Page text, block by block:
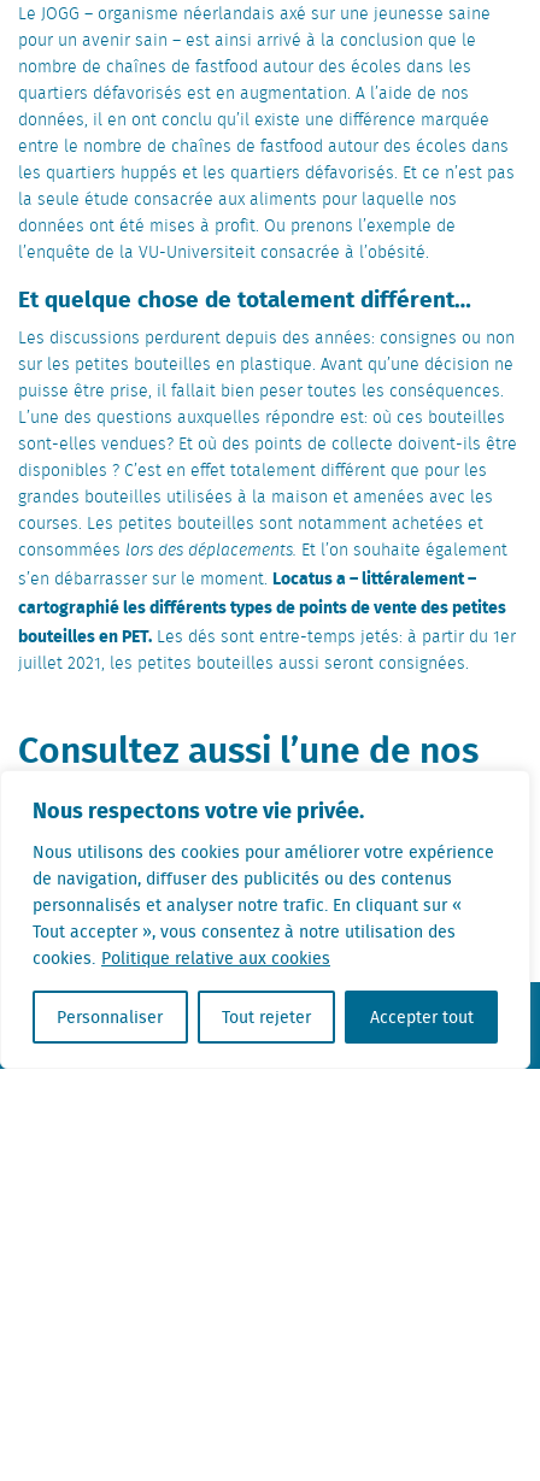
Nous respectons votre vie privée.
Nous utilisons des cookies pour améliorer votre expérience
de navigation, diffuser des publicités ou des contenus
personnalisés et analyser notre trafic. En cliquant sur «
Tout accepter », vous consentez à notre utilisation des
cookies. Politique relative aux cookies
Personnaliser Tout rejeter Accepter tout
Le JOGG – organisme néerlandais axé sur une jeunesse saine
pour un avenir sain – est ainsi arrivé à la conclusion que le
nombre de chaînes de fastfood autour des écoles dans les
quartiers défavorisés est en augmentation. A l’aide de nos
données, il en ont conclu qu’il existe une différence marquée
entre le nombre de chaînes de fastfood autour des écoles dans
les quartiers huppés et les quartiers défavorisés. Et ce n’est pas
la seule étude consacrée aux aliments pour laquelle nos
données ont été mises à profit. Ou prenons l’exemple de
l’enquête de la VU-Universiteit consacrée à l’obésité.
Et quelque chose de totalement différent…
Les discussions perdurent depuis des années: consignes ou non
sur les petites bouteilles en plastique. Avant qu’une décision ne
puisse être prise, il fallait bien peser toutes les conséquences.
L’une des questions auxquelles répondre est: où ces bouteilles
sont-elles vendues? Et où des points de collecte doivent-ils être
disponibles ? C’est en effet totalement différent que pour les
grandes bouteilles utilisées à la maison et amenées avec les
courses. Les petites bouteilles sont notamment achetées et
consommées lors des déplacements. Et l’on souhaite également
s’en débarrasser sur le moment. Locatus a – littéralement –
cartographié les différents types de points de vente des petites
bouteilles en PET. Les dés sont entre-temps jetés: à partir du 1er
juillet 2021, les petites bouteilles aussi seront consignées.
Consultez aussi l’une de nos
fiches d’information gratuite :
Top 50 des enseignes (gratuit)
KvK nr. Utrecht 27129168
TVA 0094.53.465.B.01